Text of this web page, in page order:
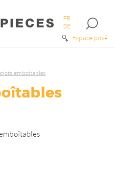
Espace privé
FR
DE
Open
the
emboîtables